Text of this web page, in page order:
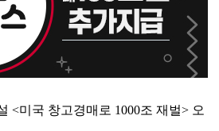
<미국 창고경매로 1000조 재벌> 오